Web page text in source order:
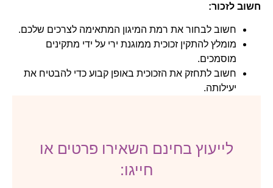
חשוב לזכור:
חשוב לבחור את רמת המיגון המתאימה לצרכים שלכם.
מומלץ להתקין זכוכית ממוגנת ירי על ידי מתקינים
מוסמכים.
חשוב לתחזק את הזכוכית באופן קבוע כדי להבטיח את
יעילותה.
לייעוץ בחינם השאירו פרטים או
חייגו: